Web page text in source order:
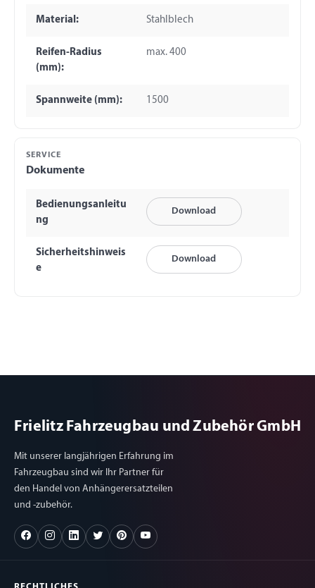
Material: Stahlblech
Reifen-Radius
(mm):
max. 400
Spannweite (mm): 1500
SERVICE
Dokumente
Bedienungsanleitu
ng
Download
Sicherheitshinweis
e
Download
Frielitz Fahrzeugbau und Zubehör GmbH
Mit unserer langjährigen Erfahrung im
Fahrzeugbau sind wir Ihr Partner für
den Handel von Anhängerersatzteilen
und -zubehör.